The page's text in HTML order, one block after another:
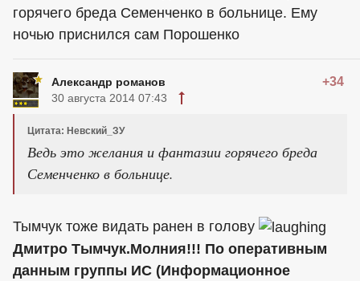
горячего бреда Семенченко в больнице. Ему
ночью приснился сам Порошенко
Александр романов +34
30 августа 2014 07:43
Цитата: Невский_ЗУ
Ведь это желания и фантазии горячего бреда
Семенченко в больнице.
Тымчук тоже видать ранен в голову
Дмитро Тымчук.Молния!!! По оперативным
данным группы ИС (Информационное